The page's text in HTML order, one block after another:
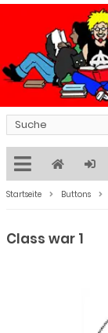
Startseite Buttons
Class war 1